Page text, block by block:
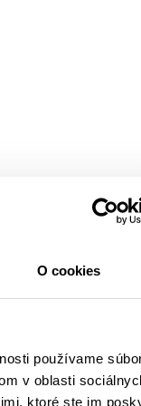
O cookies
používame
v oblasti
ktoré ste im